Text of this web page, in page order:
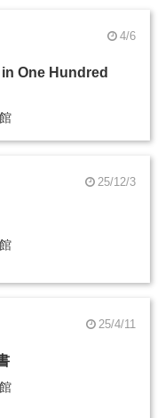
4/6
One Hundred
25/12/3
25/4/11